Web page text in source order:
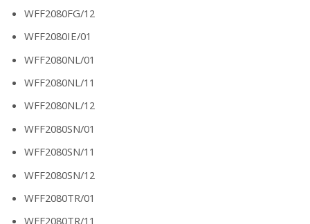
WFF2080FG/12
WFF2080IE/01
WFF2080NL/01
WFF2080NL/11
WFF2080NL/12
WFF2080SN/01
WFF2080SN/11
WFF2080SN/12
WFF2080TR/01
WFF2080TR/11